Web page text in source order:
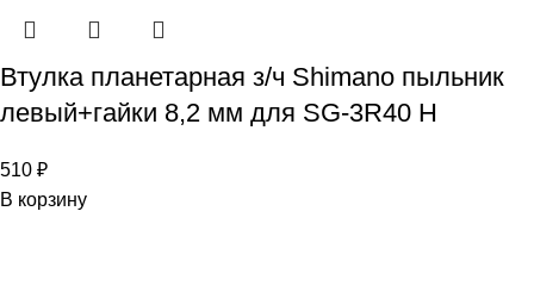
Втулка планетарная з/ч Shimano пыльник
левый+гайки 8,2 мм для SG-3R40 Н
510 ₽
В корзину